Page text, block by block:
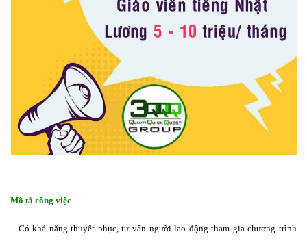
Mô tả công việc
– Có khả năng thuyết phục, tư vấn người lao động tham gia chương trình